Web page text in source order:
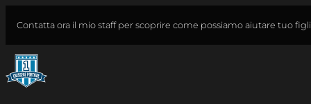
contenuto
Contatta ora il mio staff per scoprire come possiamo aiutare tuo
Cerca